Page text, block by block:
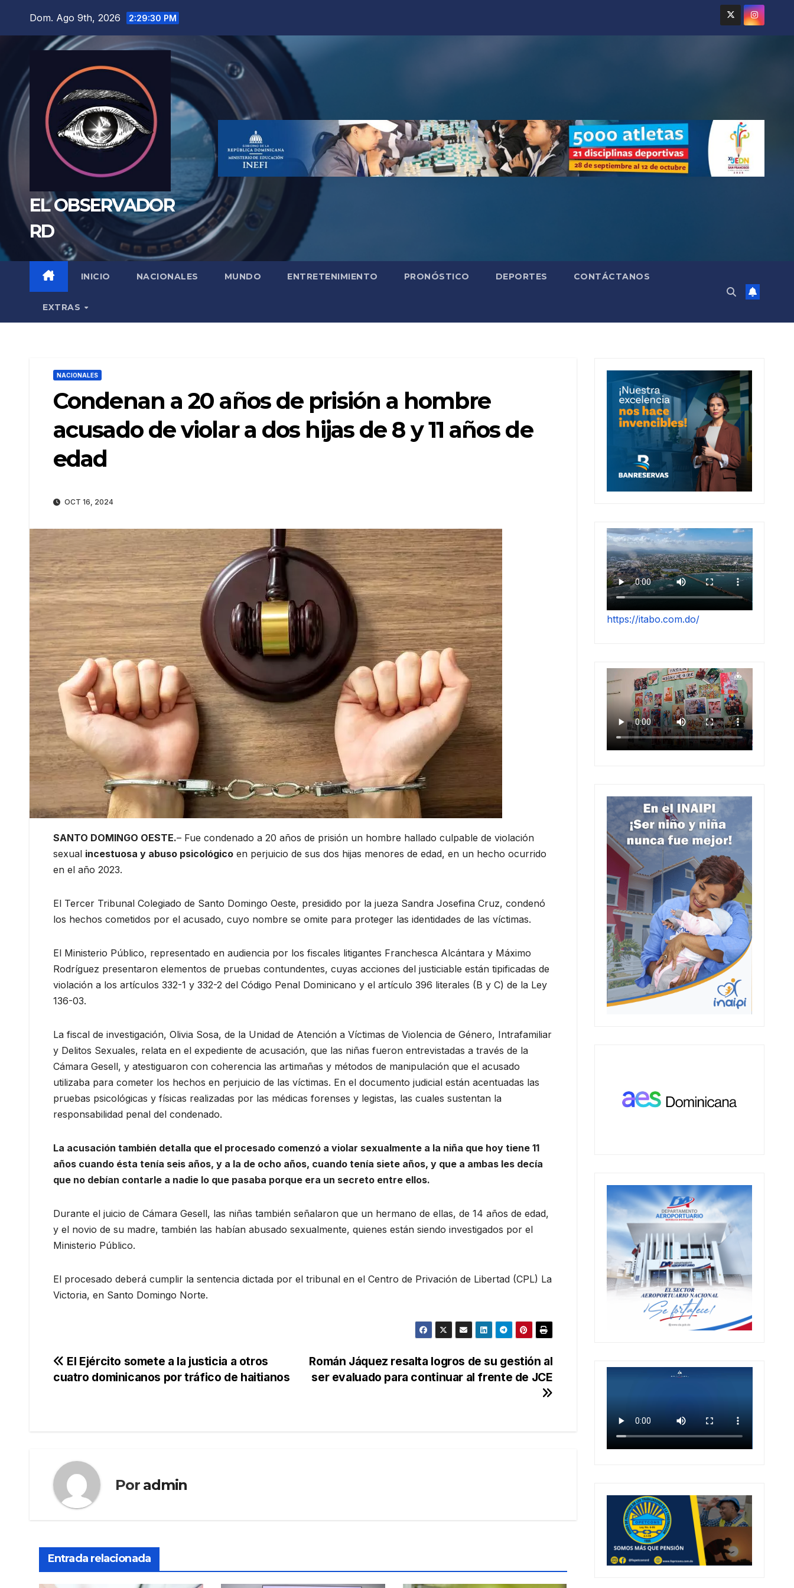
Dom. Ago 9th, 2026 2:29:31 PM
EL OBSERVADOR
RD
INICIO NACIONALES MUNDO ENTRETENIMIENTO PRONÓSTICO DEPORTES CONTÁCTANOS
EXTRAS
NACIONALES
Condenan a 20 años de prisión a hombre
acusado de violar a dos hijas de 8 y 11 años de
edad
OCT 16, 2024
SANTO DOMINGO OESTE.– Fue condenado a 20 años de prisión un hombre hallado culpable de violación
sexual incestuosa y abuso psicológico en perjuicio de sus dos hijas menores de edad, en un hecho ocurrido
en el año 2023.
El Tercer Tribunal Colegiado de Santo Domingo Oeste, presidido por la jueza Sandra Josefina Cruz, condenó
los hechos cometidos por el acusado, cuyo nombre se omite para proteger las identidades de las víctimas.
El Ministerio Público, representado en audiencia por los fiscales litigantes Franchesca Alcántara y Máximo
Rodríguez presentaron elementos de pruebas contundentes, cuyas acciones del justiciable están tipificadas de
violación a los artículos 332-1 y 332-2 del Código Penal Dominicano y el artículo 396 literales (B y C) de la Ley
136-03.
La fiscal de investigación, Olivia Sosa, de la Unidad de Atención a Víctimas de Violencia de Género, Intrafamiliar
y Delitos Sexuales, relata en el expediente de acusación, que las niñas fueron entrevistadas a través de la
Cámara Gesell, y atestiguaron con coherencia las artimañas y métodos de manipulación que el acusado
utilizaba para cometer los hechos en perjuicio de las víctimas. En el documento judicial están acentuadas las
pruebas psicológicas y físicas realizadas por las médicas forenses y legistas, las cuales sustentan la
responsabilidad penal del condenado.
La acusación también detalla que el procesado comenzó a violar sexualmente a la niña que hoy tiene 11
años cuando ésta tenía seis años, y a la de ocho años, cuando tenía siete años, y que a ambas les decía
que no debían contarle a nadie lo que pasaba porque era un secreto entre ellos.
Durante el juicio de Cámara Gesell, las niñas también señalaron que un hermano de ellas, de 14 años de edad,
y el novio de su madre, también las habían abusado sexualmente, quienes están siendo investigados por el
Ministerio Público.
El procesado deberá cumplir la sentencia dictada por el tribunal en el Centro de Privación de Libertad (CPL) La
Victoria, en Santo Domingo Norte.
Navegación
Román Jáquez resalta logros de su gestión al
ser evaluado para continuar al frente de JCE
El Ejército somete a la justicia a otros
cuatro dominicanos por tráfico de haitianos
Por admin
Entrada relacionada
https://itabo.com.do/